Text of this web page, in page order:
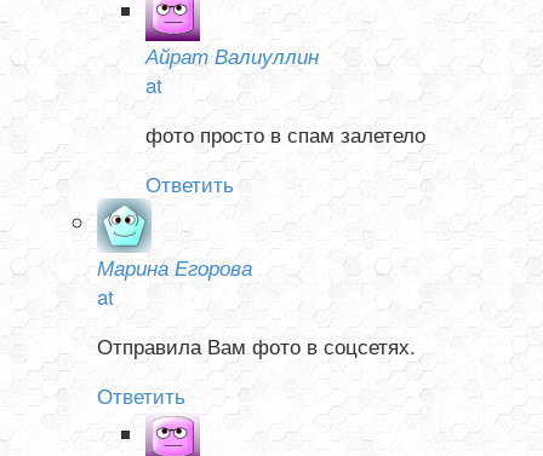
Айрат Валиуллин
at
фото просто в спам залетело
Ответить
Марина Егорова
at
Отправила Вам фото в соцсетях.
Ответить